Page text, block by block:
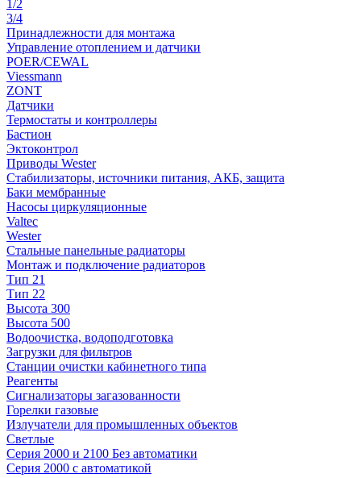
1/2
3/4
Принадлежности для монтажа
Управление отоплением и датчики
POER/CEWAL
Viessmann
ZONT
Датчики
Термостаты и контроллеры
Бастион
Эктоконтрол
Приводы Wester
Стабилизаторы, источники питания, АКБ, защита
Баки мембранные
Насосы циркуляционные
Valtec
Wester
Стальные панельные радиаторы
Монтаж и подключение радиаторов
Тип 21
Тип 22
Высота 300
Высота 500
Водоочистка, водоподготовка
Загрузки для фильтров
Станции очистки кабинетного типа
Реагенты
Сигнализаторы загазованности
Горелки газовые
Излучатели для промышленных объектов
Светлые
Серия 2000 и 2100 Без автоматики
Серия 2000 с автоматикой